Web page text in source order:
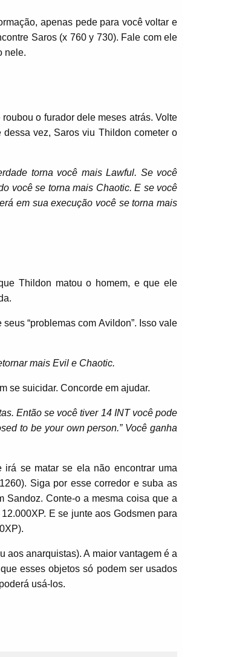
apenas pede para você voltar e
Saros (x 760 y 730). Fale com ele
nele.
o furador dele meses atrás. Volte
vez, Saros viu Thildon cometer o
torna você mais Lawful. Se você
você se torna mais Chaotic. E se você
em sua execução você se torna mais
Thildon matou o homem, e que ele
“problemas com Avildon”. Isso vale
mais Evil e Chaotic.
se suicidar. Concorde em ajudar.
Então se você tiver 14 INT você pode
to be your own person.” Você ganha
se matar se ela não encontrar uma
Siga por esse corredor e suba as
Sandoz. Conte-o a mesma coisa que a
E se junte aos Godsmen para
aos anarquistas). A maior vantagem é a
esses objetos só podem ser usados
usá-los.